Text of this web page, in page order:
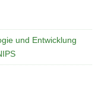
und Entwicklung